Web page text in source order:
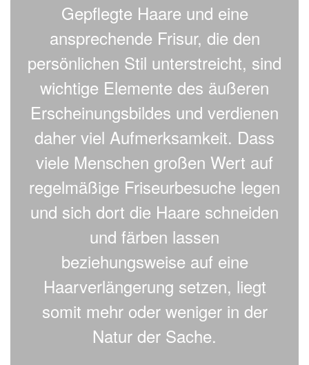
Gepflegte Haare und eine
ansprechende Frisur, die den
persönlichen Stil unterstreicht, sind
wichtige Elemente des äußeren
Erscheinungsbildes und verdienen
daher viel Aufmerksamkeit. Dass
viele Menschen großen Wert auf
regelmäßige Friseurbesuche legen
und sich dort die Haare schneiden
und färben lassen
beziehungsweise auf eine
Haarverlängerung setzen, liegt
somit mehr oder weniger in der
Natur der Sache.